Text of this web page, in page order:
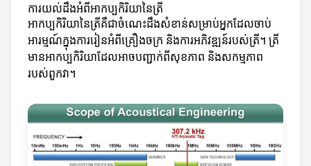
ការយល់ដឹងអំពីអាកប្បកិរិយានៃត្រី
អាកប្បកិរិយានៃត្រីគឺជាចំណេះដឹងសំខាន់សម្រាប់អ្នកដែលចាប់
អារម្មណ៍ក្នុងការរៀនអំពីគ្រឿងចក្រ និងការអភិវឌ្ឍន៍របស់ត្រី។ ត្រី
មានអាកប្បកិរិយាដែលអាចបញ្ជាក់ពីសុខភាព និងសកម្មភាព
របស់ពួកវា។